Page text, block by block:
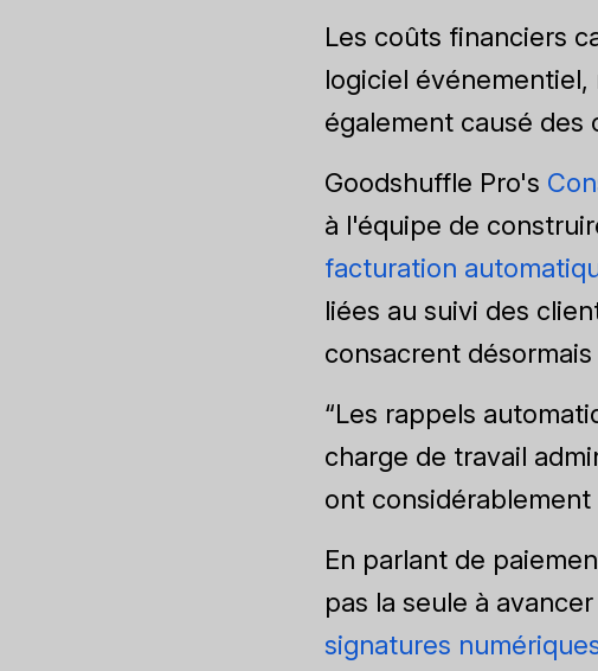
Les coûts financiers
logiciel
également causé des
Goodshuffle Pro's
à l'équipe de
facturation
liées au suivi des
consacrent
“Les rappels
charge de travail
ont
En parlant de
pas la seule à
signatures